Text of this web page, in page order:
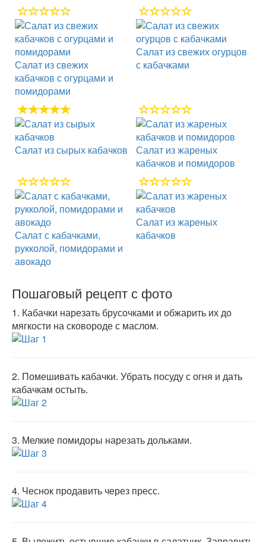
Салат из свежих
кабачков с огурцами и
помидорами
Салат из свежих огурцов
с кабачками
Салат из сырых кабачков
Салат из жареных
кабачков и помидоров
Салат с кабачками,
рукколой, помидорами и
авокадо
Салат из жареных
кабачков
Пошаговый рецепт с фото
1. Кабачки нарезать брусочками и обжарить их до
мягкости на сковороде с маслом.
2. Помешивать кабачки. Убрать посуду с огня и дать
кабачкам остыть.
3. Мелкие помидоры нарезать дольками.
4. Чеснок продавить через пресс.